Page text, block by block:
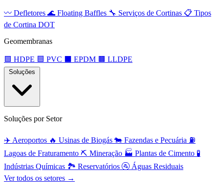
〰️ Defletores 🌊 Floating Baffles 🔧 Serviços de Cortinas 📋 Tipos
de Cortina DOT
Geomembranas
🟩 HDPE 🟦 PVC EPDM 🟫 LLDPE
Soluções por Setor
✈️ Aeroportos 🔥 Usinas de Biogás 🐄 Fazendas e Pecuária ⛽
Lagoas de Fraturamento ⛏️ Mineração 🏭 Plantas de Cimento 🧪
Indústrias Químicas 🏞️ Reservatórios 🚰 Águas Residuais
Ver todos os setores →